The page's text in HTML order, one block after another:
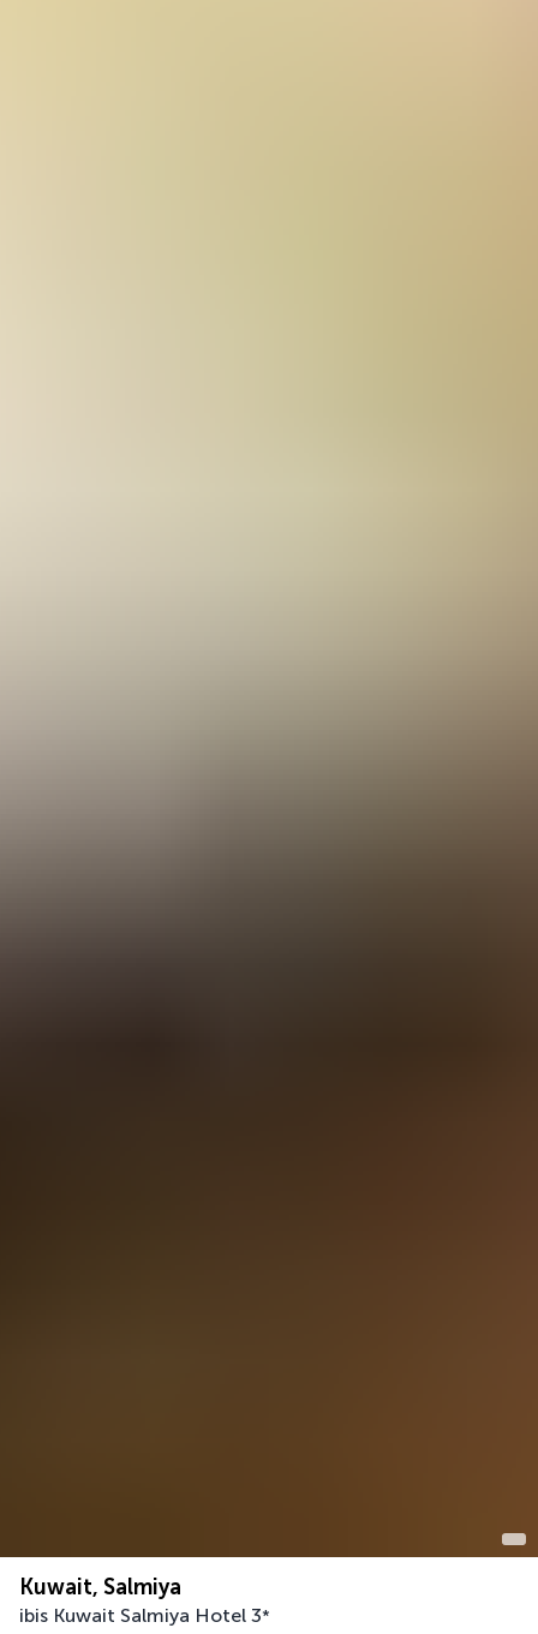
Kuwait, Salmiya
ibis Kuwait Salmiya Hotel 3*